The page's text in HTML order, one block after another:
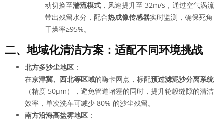
动切换至湍流模式 ，风速提升至 32m/s，通过空气涡流
带出残留水分，配合热成像传感器实时监测，确保死角
干燥率≥95%。
二、地域化清洁方案：适配不同环境挑战
北方多沙尘地区 ：
在京津冀、西北等区域的嗨卡网点，标配预过滤泥沙分离系统
（精度 50μm），避免管道堵塞的同时，提升轮毂缝隙的清洁
效率，单次洗车可减少 80% 的沙尘残留。
南方沿海高盐雾地区 ：